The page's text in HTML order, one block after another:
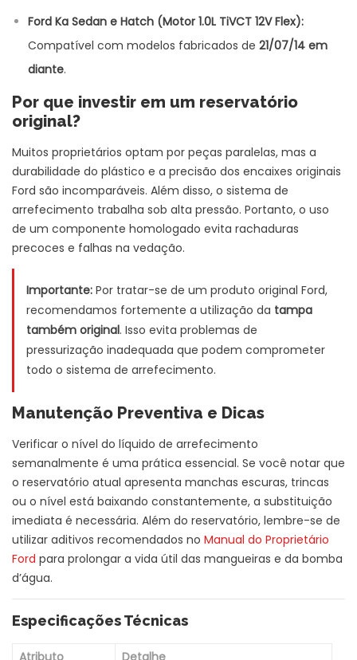
Ford Ka Sedan e Hatch (Motor 1.0L TiVCT 12V Flex):
Compatível com modelos fabricados de 21/07/14 em
diante.
Por que investir em um reservatório
original?
Muitos proprietários optam por peças paralelas, mas a
durabilidade do plástico e a precisão dos encaixes originais
Ford são incomparáveis. Além disso, o sistema de
arrefecimento trabalha sob alta pressão. Portanto, o uso
de um componente homologado evita rachaduras
precoces e falhas na vedação.
Importante: Por tratar-se de um produto original Ford,
recomendamos fortemente a utilização da tampa
também original. Isso evita problemas de
pressurização inadequada que podem comprometer
todo o sistema de arrefecimento.
Manutenção Preventiva e Dicas
Verificar o nível do líquido de arrefecimento
semanalmente é uma prática essencial. Se você notar que
o reservatório atual apresenta manchas escuras, trincas
ou o nível está baixando constantemente, a substituição
imediata é necessária. Além do reservatório, lembre-se de
utilizar aditivos recomendados no Manual do Proprietário
Ford para prolongar a vida útil das mangueiras e da bomba
d’água.
Especificações Técnicas
Atributo Detalhe